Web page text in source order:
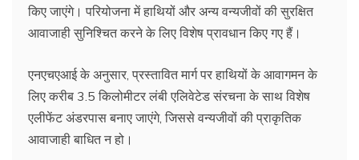
किए जाएंगे। परियोजना में हाथियों और अन्य वन्यजीवों की सुरक्षित
आवाजाही सुनिश्चित करने के लिए विशेष प्रावधान किए गए हैं।
एनएचएआई के अनुसार, प्रस्तावित मार्ग पर हाथियों के आवागमन के
लिए करीब 3.5 किलोमीटर लंबी एलिवेटेड संरचना के साथ विशेष
एलीफेंट अंडरपास बनाए जाएंगे, जिससे वन्यजीवों की प्राकृतिक
आवाजाही बाधित न हो।